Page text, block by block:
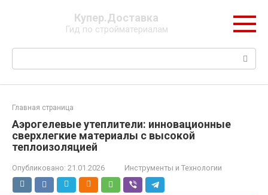
Купер.Доставка
Гид по стройматериалам
Поиск:
Главная страница
Аэрогелевые утеплители: инновационные
сверхлегкие материалы с высокой
теплоизоляцией
Опубликовано: 21.01.2026 Инструменты и Технологии